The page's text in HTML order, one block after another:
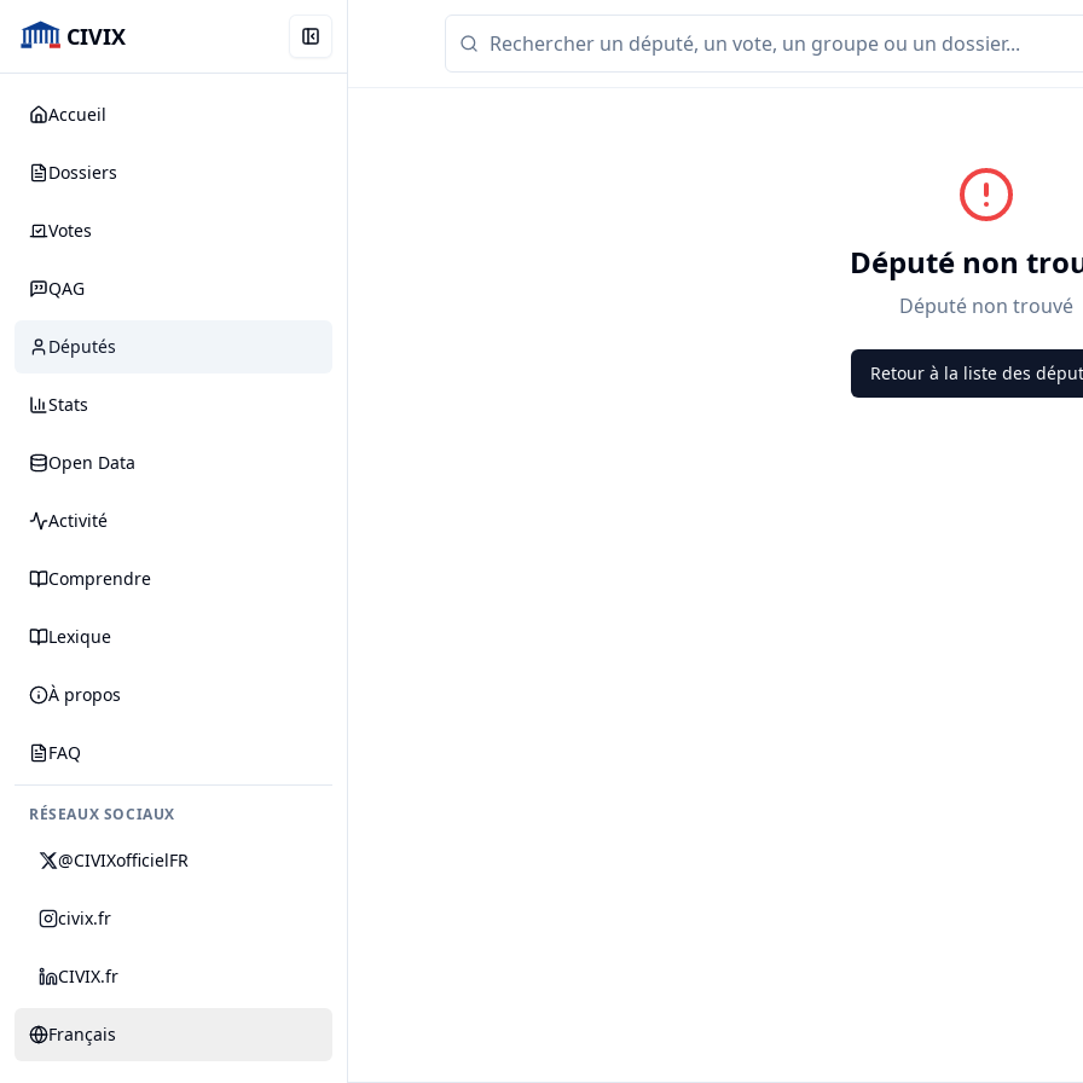
CIVIX
Accueil
Dossiers
Votes
QAG
Députés
Stats
Open Data
Activité
Comprendre
Lexique
À propos
FAQ
RÉSEAUX SOCIAUX
@CIVIXofficielFR
civix.fr
CIVIX.fr
Français
Député non
Député non trouvé
Retour à la liste des